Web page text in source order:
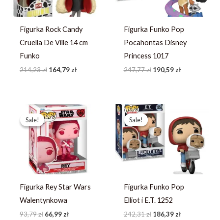
Figurka Rock Candy
Cruella De Ville 14 cm
Funko
214,23zł 164,79zł
Figurka Funko Pop
Pocahontas Disney
Princess 1017
247,77zł 190,59zł
Sale!
Sale!
Figurka Rey Star Wars
Walentynkowa
93,79zł
Pierwotna
cena
wynosiła:
93,79 zł.
66,99zł
Aktualna
cena
wynosi:
66,99 zł.
Sale!
Sale!
Figurka Funko Pop
Elliot i E.T. 1252
242,31zł
Pierwotna
cena
wynosiła:
242,31 zł.
186,39zł
cena
wynosi:
186,39 zł.